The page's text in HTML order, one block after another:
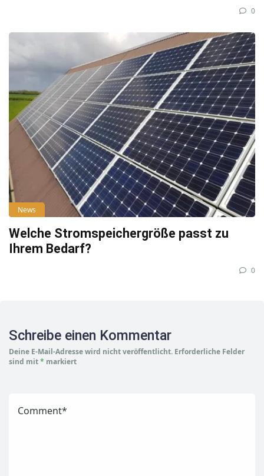
0
News
Welche Stromspeichergröße passt zu
Ihrem Bedarf?
0
Schreibe einen Kommentar
Deine E-Mail-Adresse wird nicht veröffentlicht. Erforderliche Felder
sind mit* markiert